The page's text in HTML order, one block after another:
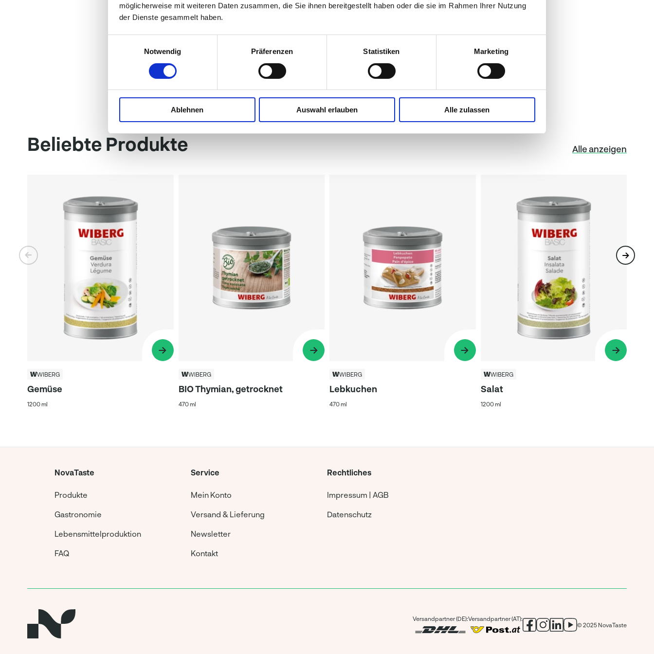
möglicherweise mit weiteren Daten zusammen, die Sie ihnen bereitgestellt haben oder die sie im Rahmen Ihrer Nutzung
der Dienste gesammelt haben.
Notwendig
Präferenzen Statistiken Marketing
Ablehnen Auswahl erlauben Alle zulassen
Salz (gemäß VERORDNUNG (EU) Nr. 1169/2011 Natrium x 2,5)
Beliebte Produkte Alle anzeigen
WIBERG
Gemüse
1200 ml
WIBERG
BIO Thymian, getrocknet
470 ml
WIBERG
Lebkuchen
470 ml
WIBERG
Salat
1200 ml
NovaTaste
Produkte
Gastronomie
Lebensmittelproduktion
FAQ
Service
Mein Konto
Versand & Lieferung
Newsletter
Kontakt
Rechtliches
Impressum | AGB
Datenschutz
Versandpartner (DE):Versandpartner (AT):
© 2025 NovaTaste